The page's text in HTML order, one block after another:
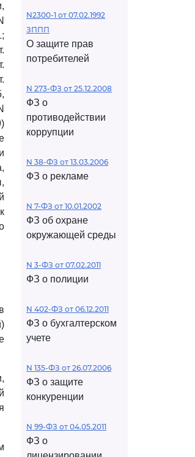
N2300-1 от 07.02.1992
ЗППП
О защите прав
потребителей
N 273-ФЗ от 25.12.2008
ФЗ о
противодействии
коррупции
N 38-ФЗ от 13.03.2006
ФЗ о рекламе
N 7-ФЗ от 10.01.2002
ФЗ об охране
окружающей среды
N 3-ФЗ от 07.02.2011
ФЗ о полиции
N 402-ФЗ от 06.12.2011
ФЗ о бухгалтерском
учете
N 135-ФЗ от 26.07.2006
ФЗ о защите
конкуренции
N 99-ФЗ от 04.05.2011
ФЗ о